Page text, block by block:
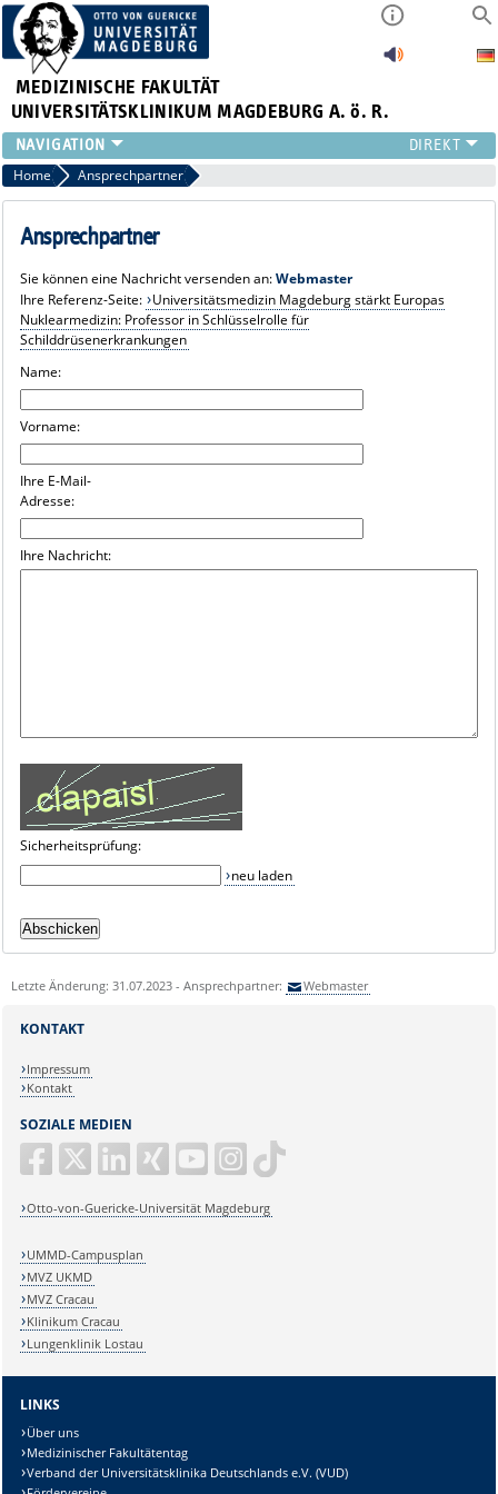
MEDIZINISCHE FAKULTÄT
UNIVERSITÄTSKLINIKUM MAGDEBURG A. ö. R.
INSTITUTE
KLINIKEN
ZENTRALE EINRICHTUNGEN
PRESSE
ÜBER UNS
INTERNATIONAL
INTRANET
Home Ansprechpartner
Ansprechpartner
Sie können eine Nachricht versenden an:Webmaster
Ihre Referenz-Seite: Universitätsmedizin Magdeburg stärkt Europas
Nuklearmedizin: Professor in Schlüsselrolle für
Schilddrüsenerkrankungen
Name:
Vorname:
Ihre E-Mail-
Adresse:
Ihre Nachricht:
Sicherheitsprüfung:
neu laden
Letzte Änderung: 31.07.2023 - Ansprechpartner: Webmaster
SOZIALE MEDIEN
Otto-von-Guericke-Universität Magdeburg
KONTAKT
Impressum
Kontakt
UMMD-Campusplan
MVZ UKMD
MVZ Cracau
Klinikum Cracau
Lungenklinik Lostau
LINKS
Über uns
Medizinischer Fakultätentag
Verband der Universitätsklinika Deutschlands e.V. (VUD)